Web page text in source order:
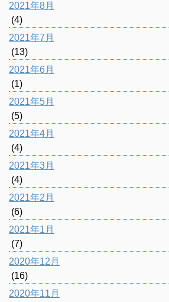
2021年8月
(4)
2021年7月
(13)
2021年6月
(1)
2021年5月
(5)
2021年4月
(4)
2021年3月
(4)
2021年2月
(6)
2021年1月
(7)
2020年12月
(16)
2020年11月